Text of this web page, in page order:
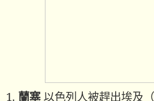
1. 蘭塞以色列人被趕出埃及